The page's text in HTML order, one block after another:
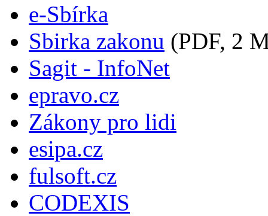
e-Sbírka
Sbirka zakonu (PDF, 2
Sagit - InfoNet
epravo.cz
Zákony pro lidi
esipa.cz
fulsoft.cz
CODEXIS